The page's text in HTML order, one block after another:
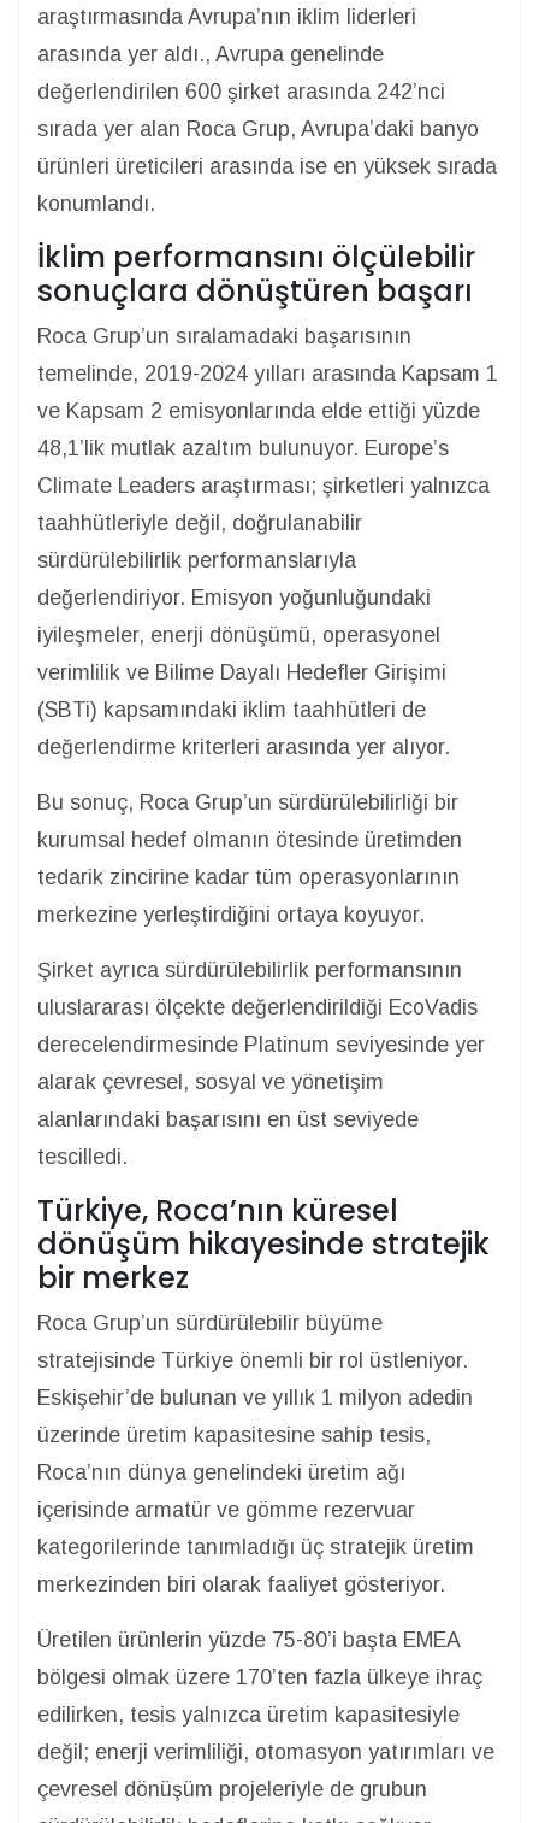
araştırmasında Avrupa’nın iklim liderleri
arasında yer aldı., Avrupa genelinde
değerlendirilen 600 şirket arasında 242’nci
sırada yer alan Roca Grup, Avrupa’daki banyo
ürünleri üreticileri arasında ise en yüksek sırada
konumlandı.
İklim performansını ölçülebilir
sonuçlara dönüştüren başarı
Roca Grup’un sıralamadaki başarısının
temelinde, 2019-2024 yılları arasında Kapsam 1
ve Kapsam 2 emisyonlarında elde ettiği yüzde
48,1’lik mutlak azaltım bulunuyor. Europe’s
Climate Leaders araştırması; şirketleri yalnızca
taahhütleriyle değil, doğrulanabilir
sürdürülebilirlik performanslarıyla
değerlendiriyor. Emisyon yoğunluğundaki
iyileşmeler, enerji dönüşümü, operasyonel
verimlilik ve Bilime Dayalı Hedefler Girişimi
(SBTi) kapsamındaki iklim taahhütleri de
değerlendirme kriterleri arasında yer alıyor.
Bu sonuç, Roca Grup’un sürdürülebilirliği bir
kurumsal hedef olmanın ötesinde üretimden
tedarik zincirine kadar tüm operasyonlarının
merkezine yerleştirdiğini ortaya koyuyor.
Şirket ayrıca sürdürülebilirlik performansının
uluslararası ölçekte değerlendirildiği EcoVadis
derecelendirmesinde Platinum seviyesinde yer
alarak çevresel, sosyal ve yönetişim
alanlarındaki başarısını en üst seviyede
tescilledi.
Türkiye, Roca’nın küresel
dönüşüm hikayesinde stratejik
bir merkez
Roca Grup’un sürdürülebilir büyüme
stratejisinde Türkiye önemli bir rol üstleniyor.
Eskişehir’de bulunan ve yıllık 1 milyon adedin
üzerinde üretim kapasitesine sahip tesis,
Roca’nın dünya genelindeki üretim ağı
içerisinde armatür ve gömme rezervuar
kategorilerinde tanımladığı üç stratejik üretim
merkezinden biri olarak faaliyet gösteriyor.
Üretilen ürünlerin yüzde 75-80’i başta EMEA
bölgesi olmak üzere 170’ten fazla ülkeye ihraç
edilirken, tesis yalnızca üretim kapasitesiyle
değil; enerji verimliliği, otomasyon yatırımları ve
çevresel dönüşüm projeleriyle de grubun